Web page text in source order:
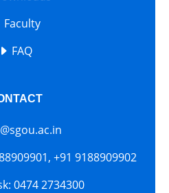
Faculty
FAQ
+91 9188909902
0474 2734300